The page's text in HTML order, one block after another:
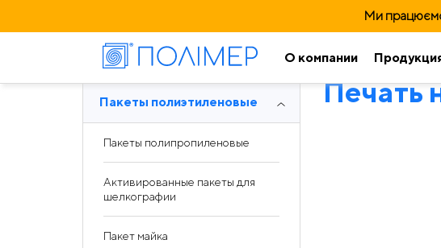
Ми
О компании
Пакеты полиэтиленовые
Пакеты полипропиленовые
Активированные пакеты для
шелкографии
Пакет майка
Печать